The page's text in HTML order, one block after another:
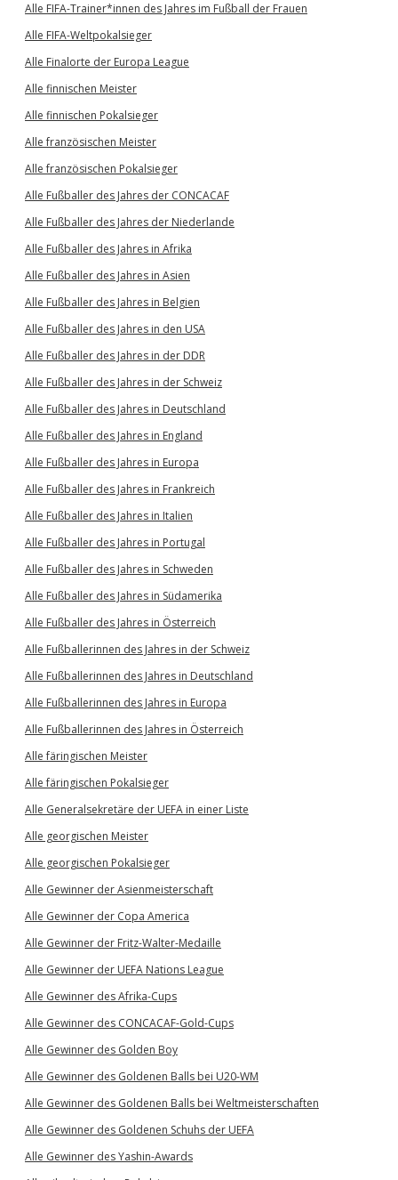
Alle FIFA-Trainer*innen des Jahres im Fußball der Frauen
Alle FIFA-Weltpokalsieger
Alle Finalorte der Europa League
Alle finnischen Meister
Alle finnischen Pokalsieger
Alle französischen Meister
Alle französischen Pokalsieger
Alle Fußballer des Jahres der CONCACAF
Alle Fußballer des Jahres der Niederlande
Alle Fußballer des Jahres in Afrika
Alle Fußballer des Jahres in Asien
Alle Fußballer des Jahres in Belgien
Alle Fußballer des Jahres in den USA
Alle Fußballer des Jahres in der DDR
Alle Fußballer des Jahres in der Schweiz
Alle Fußballer des Jahres in Deutschland
Alle Fußballer des Jahres in England
Alle Fußballer des Jahres in Europa
Alle Fußballer des Jahres in Frankreich
Alle Fußballer des Jahres in Italien
Alle Fußballer des Jahres in Portugal
Alle Fußballer des Jahres in Schweden
Alle Fußballer des Jahres in Südamerika
Alle Fußballer des Jahres in Österreich
Alle Fußballerinnen des Jahres in der Schweiz
Alle Fußballerinnen des Jahres in Deutschland
Alle Fußballerinnen des Jahres in Europa
Alle Fußballerinnen des Jahres in Österreich
Alle färingischen Meister
Alle färingischen Pokalsieger
Alle Generalsekretäre der UEFA in einer Liste
Alle georgischen Meister
Alle georgischen Pokalsieger
Alle Gewinner der Asienmeisterschaft
Alle Gewinner der Copa America
Alle Gewinner der Fritz-Walter-Medaille
Alle Gewinner der UEFA Nations League
Alle Gewinner des Afrika-Cups
Alle Gewinner des CONCACAF-Gold-Cups
Alle Gewinner des Golden Boy
Alle Gewinner des Goldenen Balls bei U20-WM
Alle Gewinner des Goldenen Balls bei Weltmeisterschaften
Alle Gewinner des Goldenen Schuhs der UEFA
Alle Gewinner des Yashin-Awards